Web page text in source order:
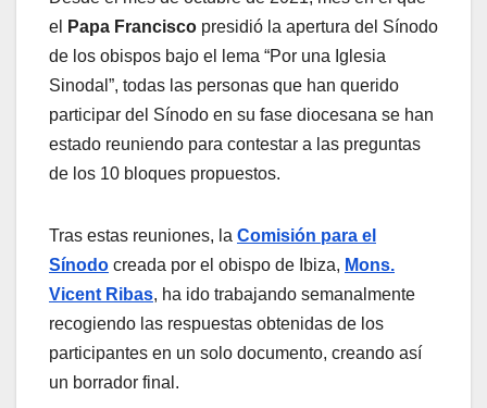
el
Papa Francisco presidió la apertura del Sínodo
de los obispos bajo el lema “Por una Iglesia
Sinodal”, todas las personas que han querido
participar del Sínodo en su fase diocesana se han
estado reuniendo para contestar a las preguntas
de los 10 bloques propuestos.
Tras estas reuniones, la Comisión para el
Sínodo creada por el obispo de Ibiza, Mons.
Vicent Ribas, ha ido trabajando semanalmente
recogiendo las respuestas obtenidas de los
participantes en un solo documento, creando así
un borrador final.